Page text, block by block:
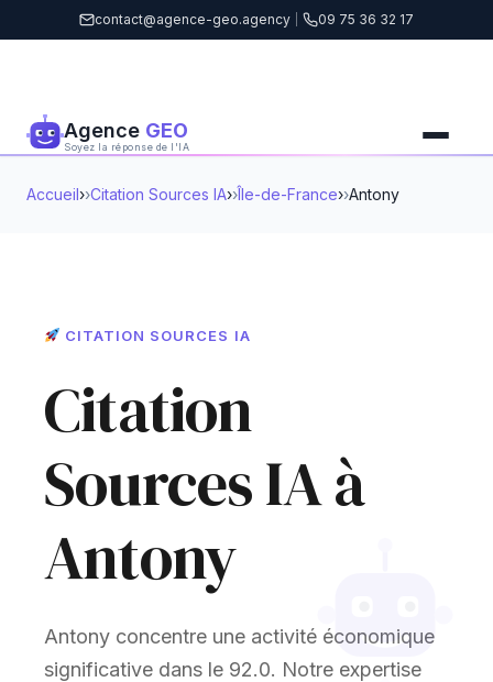
contact@agence-geo.agency 09 75 36 32 17
Agence GEO
Soyez la réponse de l'IA
Accueil› Citation Sources IA› Île-de-France› Antony
CITATION SOURCES IA
Citation
Sources IA à
Antony
Antony concentre une activité économique
significative dans le 92.0. Notre expertise